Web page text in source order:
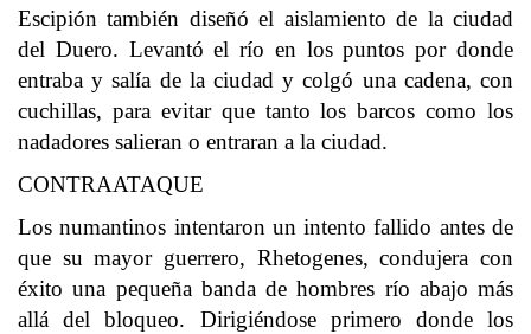
Escipión también diseñó el aislamiento de la ciudad
del Duero. Levantó el río en los puntos por donde
entraba y salía de la ciudad y colgó una cadena, con
cuchillas, para evitar que tanto los barcos como los
nadadores salieran o entraran a la ciudad.
CONTRAATAQUE
Los numantinos intentaron un intento fallido antes de
que su mayor guerrero, Rhetogenes, condujera con
éxito una pequeña banda de hombres río abajo más
allá del bloqueo. Dirigiéndose primero donde los